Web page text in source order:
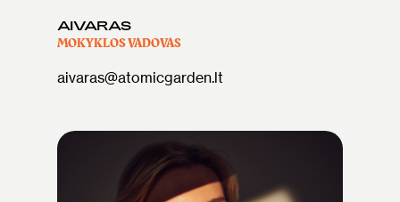
AIVARAS
MOKYKLOS VADOVAS
aivaras@atomicgarden.lt